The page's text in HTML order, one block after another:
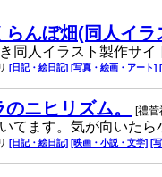
らんぼ畑(同人イラ
同人イラスト製作サイ
[日記・絵日記] [写真・絵画・アート]
のニヒリズム。 [禮菅
てます。気が向いたら
[日記・絵日記] [映画・小説・文学] [